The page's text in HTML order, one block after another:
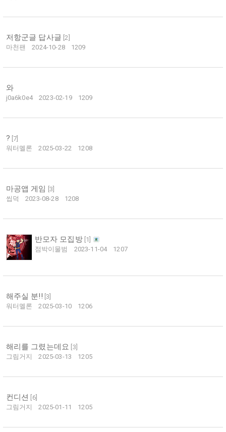
저항군글 답사글 [2
마천팬
2024-10-28 1209
와
j0a6k0e4 2023-02-19 1209
? 7
워터멜론
2025-03-22 1208
마공앱 게임 [3
씹덕
2023-08-28 1208
반모자 모집방[ 1
점박이물범
2023-11-04 1207
해주실 분!! [3
워터멜론
2025-03-10 1206
해리를 그렸는데요 3
그림거지
2025-03-13 1205
컨디션 6]
그림거지
2025-01-11 1205